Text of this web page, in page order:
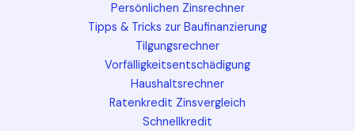
Persönlichen Zinsrechner
Tipps & Tricks zur Baufinanzierung
Tilgungsrechner
Vorfälligkeitsentschädigung
Haushaltsrechner
Ratenkredit Zinsvergleich
Schnellkredit